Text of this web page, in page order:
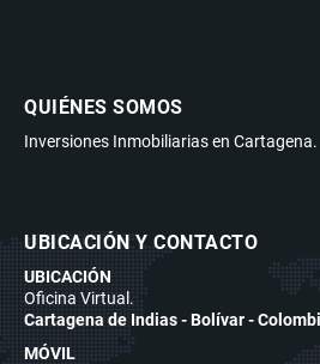
QUIÉNES SOMOS
Inversiones Inmobiliarias en Cartagena.
UBICACIÓN Y CONTACTO
UBICACIÓN
Oficina Virtual.
Cartagena de Indias - Bolívar -
MÓVIL